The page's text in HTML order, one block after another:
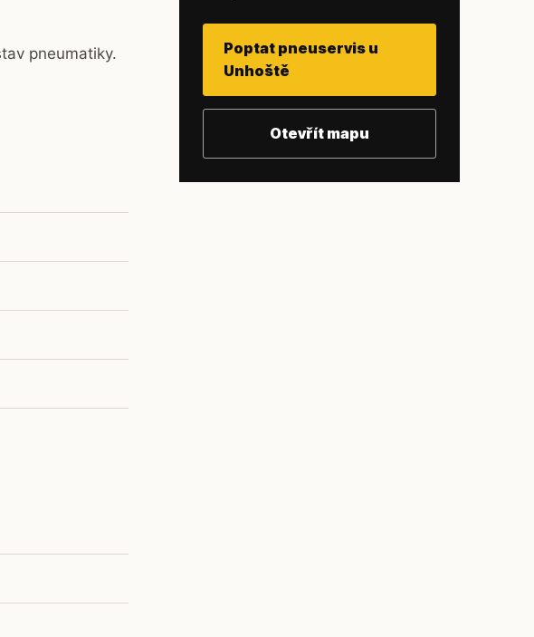
pneumatiky.
Poptat pneuservis u
Unhoště
Otevřít mapu